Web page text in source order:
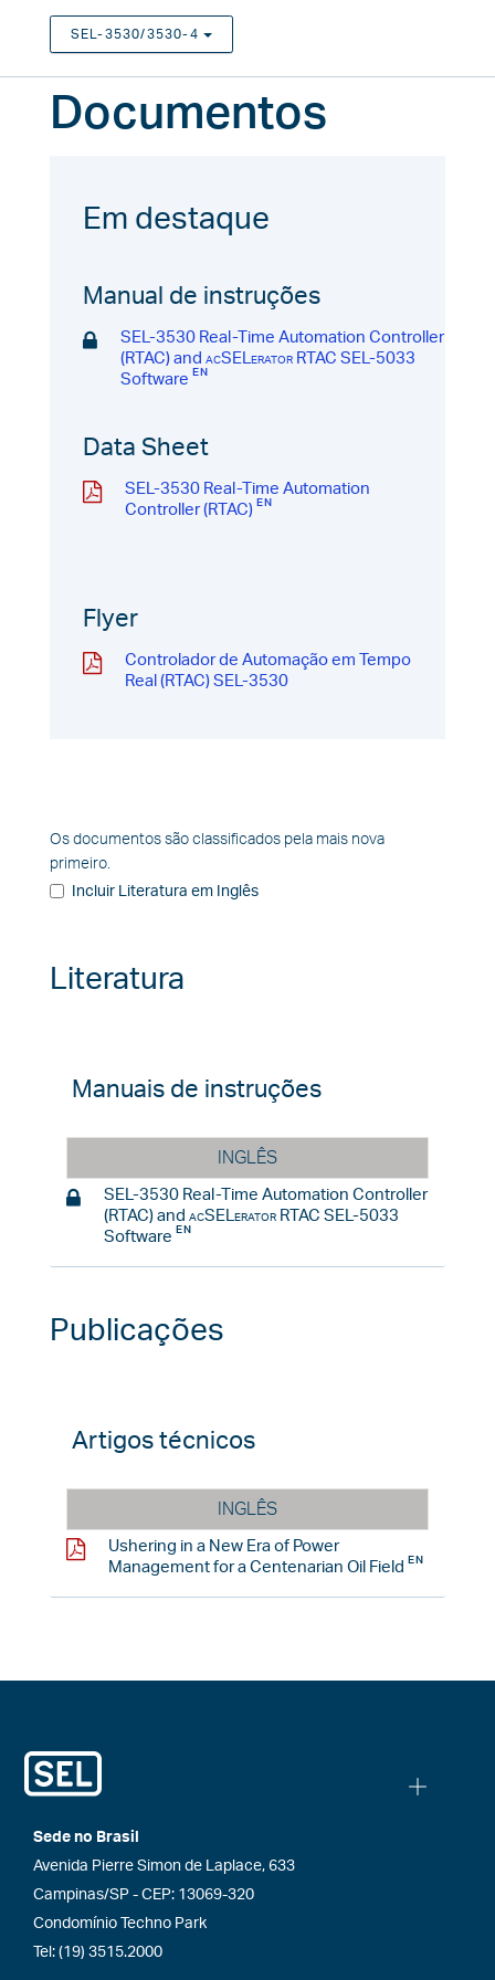
SEL-3530/3530-4
TOGGLE DROPDOWN
Documentos
Em destaque
Manual de instruções
SEL-3530 Real-Time Automation Controller
(RTAC) and acSELeratorRTAC SEL-5033
Software
Data Sheet
SEL-3530 Real-Time Automation
Controller (RTAC)
Flyer
Controlador de Automação em Tempo
Real (RTAC) SEL-3530
Os documentos são classificados pela mais nova
primeiro.
Incluir Literatura em Inglês
Literatura
Manuais de instruções
INGLÊS
SEL-3530 Real-Time Automation Controller
(RTAC) and acSELeratorRTAC SEL-5033
Software
Publicações
Artigos técnicos
INGLÊS
Ushering in a New Era of Power
Management for a Centenarian Oil Field
Sede no Brasil
Avenida Pierre Simon de Laplace, 633
Campinas/SP - CEP: 13069-320
Condomínio Techno Park
Tel: (19) 3515.2000